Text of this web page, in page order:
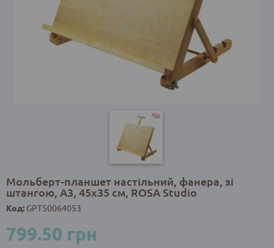
Мольберт-планшет настільний, фанера, зі
штангою, А3, 45х35 см, ROSA Studio
Код: GPТ50064053
799.50 грн